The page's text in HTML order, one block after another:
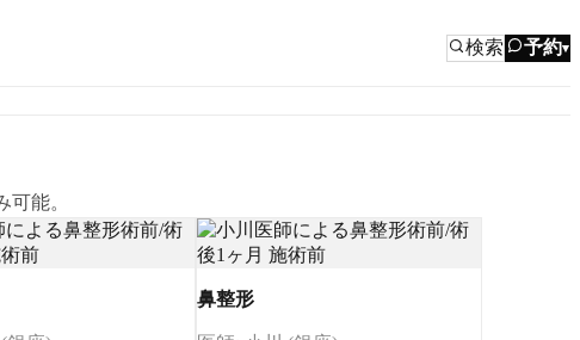
検索 予約▾
可能。
鼻整形